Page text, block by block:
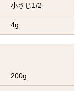
小さじ1/2
4g
200g